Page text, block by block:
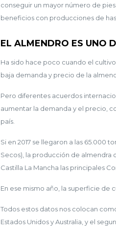
conseguir un mayor número de
beneficios con producciones de
EL ALMENDRO ES UNO
Ha sido hace poco cuando el
baja demanda y precio de la
Pero diferentes acuerdos
aumentar la demanda y el precio,
país.
Si en 2017 se llegaron a las 65.000
Secos), la producción de almendra
Castilla La Mancha las principales
En ese mismo año, la superficie de
Todos estos datos nos colocan
Estados Unidos y Australia, y el